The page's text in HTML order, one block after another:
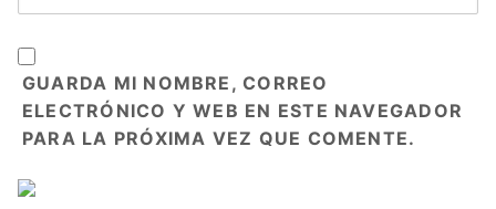
GUARDA MI NOMBRE, CORREO
ELECTRÓNICO Y WEB EN ESTE NAVEGADOR
PARA LA PRÓXIMA VEZ QUE COMENTE.